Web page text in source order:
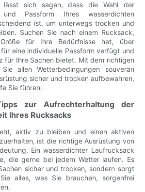
lässt sich sagen, dass die Wahl der
Passform Ihres wasserdichten
ist, um unterwegs trocken und
Suchen Sie nach einem Rucksack,
für Ihre Bedürfnisse hat, über
eine individuelle Passform verfügt und
für Ihre Sachen bietet. Mit dem richtigen
allen Wetterbedingungen souverän
sicher und trocken aufbewahren,
Sie führen.
zur Aufrechterhaltung der
Ihres Rucksacks
aktiv zu bleiben und einen aktiven
ist die richtige Ausrüstung von
Ein wasserdichter Laufrucksack
die gerne bei jedem Wetter laufen. Es
sicher und trocken, sondern sorgt
alles, was Sie brauchen, sorgenfrei